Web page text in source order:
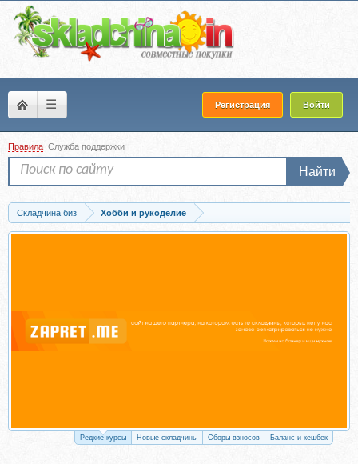
☰ Регистрация Войти
Правила Служба поддержки
Найти
Складчина биз
Хобби и рукоделие
Скачать [VikiSews] Рея топ удлиненный. Размер 34-52. Рост 162-168 (Виктория...
Редкие курсы Новые складчины Сборы взносов Баланс и кешбек